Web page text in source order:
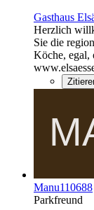
Gasthaus
Herzlich
Sie die
Köche, egal,
Manu110688
Parkfreund